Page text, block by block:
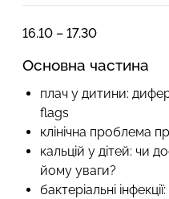
16.10 – 17.30
Основна частина
плач у дитини:
flags
клінічна проблема
кальцій у дітей: чи
йому уваги?
бактеріальні